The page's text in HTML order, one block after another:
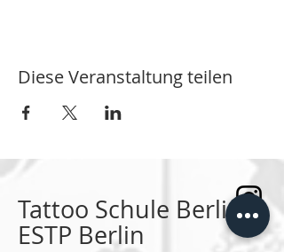
Diese Veranstaltung teilen
Tattoo Schule Berlin
ESTP Berlin